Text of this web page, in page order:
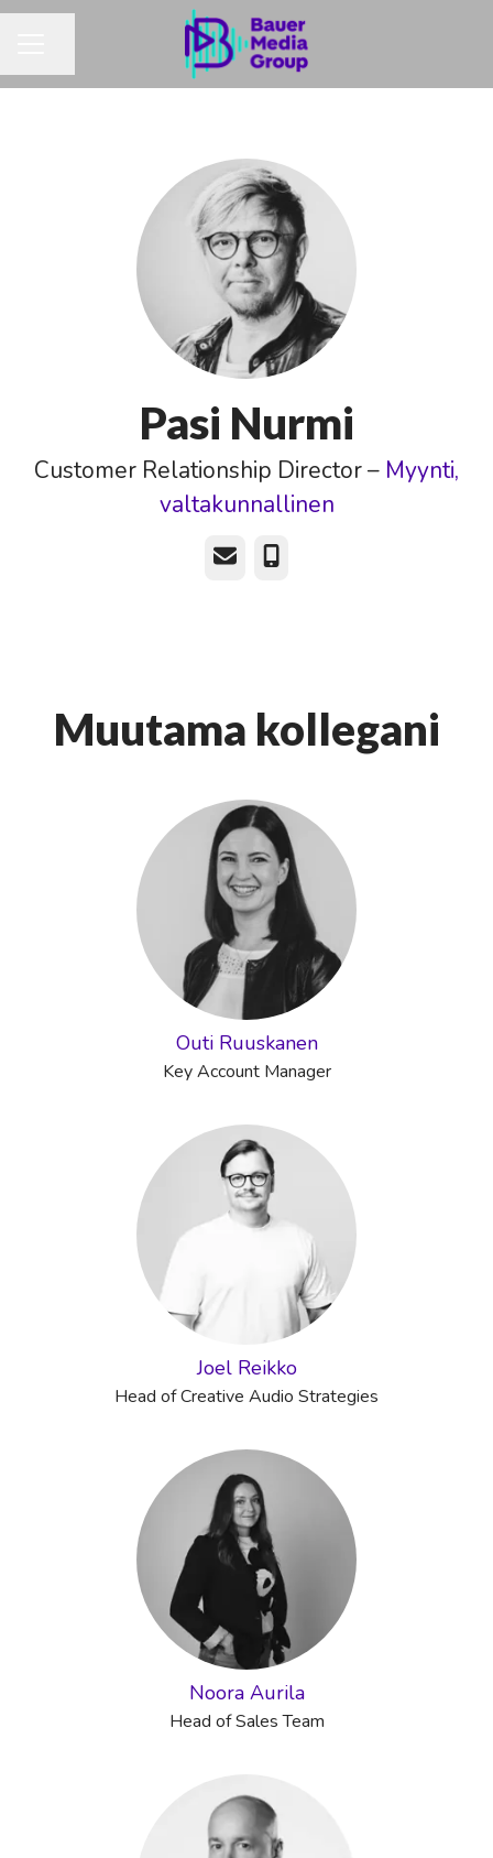
Pasi Nurmi
Customer Relationship Director – Myynti,
valtakunnallinen
SähköpostiPuhelin
Muutama kollegani
Outi Ruuskanen
Key Account Manager
Joel Reikko
Head of Creative Audio Strategies
Noora Aurila
Head of Sales Team